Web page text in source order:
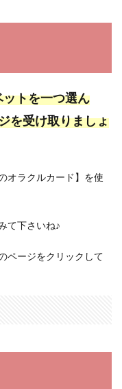
トを一つ選ん
を受け取りましょ
オラクルカード】を使
て下さいね♪
ページをクリックして